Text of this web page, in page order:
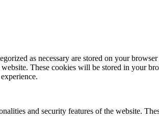
as necessary are stored on your browser
These cookies will be stored in your
and security features of the website.